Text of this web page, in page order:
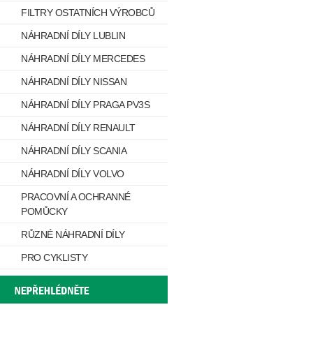
FILTRY OSTATNÍCH VÝROBCŮ
NÁHRADNÍ DÍLY LUBLIN
NÁHRADNÍ DÍLY MERCEDES
NÁHRADNÍ DÍLY NISSAN
NÁHRADNÍ DÍLY PRAGA PV3S
NÁHRADNÍ DÍLY RENAULT
NÁHRADNÍ DÍLY SCANIA
NÁHRADNÍ DÍLY VOLVO
PRACOVNÍ A OCHRANNÉ
POMŮCKY
RŮZNÉ NÁHRADNÍ DÍLY
PRO CYKLISTY